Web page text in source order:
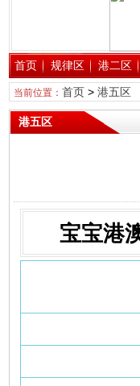
首页 规律区 港二区
当前位置： 首页> 港五区
港五区
宝宝港